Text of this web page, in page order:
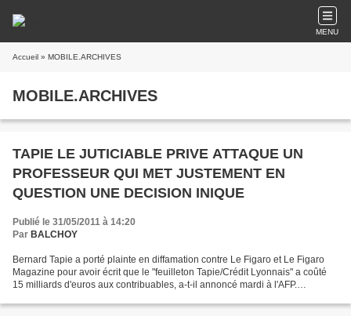
MENU
Accueil » MOBILE.ARCHIVES
MOBILE.ARCHIVES
TAPIE LE JUTICIABLE PRIVE ATTAQUE UN
PROFESSEUR QUI MET JUSTEMENT EN
QUESTION UNE DECISION INIQUE
Publié le 31/05/2011 à 14:20
Par BALCHOY
Bernard Tapie a porté plainte en diffamation contre Le Figaro et Le Figaro
Magazine pour avoir écrit que le "feuilleton Tapie/Crédit Lyonnais" a coûté
15 milliards d'euros aux contribuables, a-t-il annoncé mardi à l'AFP.
bernard-tapie-porte-plainte-contre-le-figaro.html...